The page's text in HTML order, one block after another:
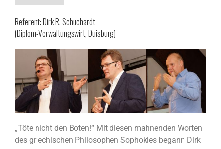
Referent: Dirk R. Schuchardt
(Diplom-Verwaltungswirt, Duisburg)
„Töte nicht den Boten!“ Mit diesen mahnenden Worten
des griechischen Philosophen Sophokles begann Dirk